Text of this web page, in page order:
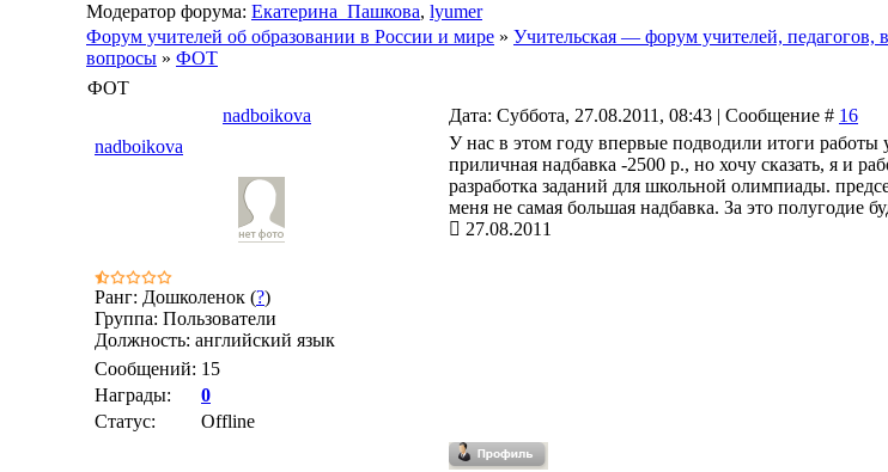
Модератор форума: Екатерина_Пашкова, lyumer
Форум учителей об образовании в России и мире » Учительская — форум учителей, педагогов,
вопросы » ФОТ
ФОТ
nadboikova
Дата: Суббота, 27.08.2011, 08:43 | Сообщение # 16
nadboikova
Ранг: Дошколенок (?)
Группа: Пользователи
Должность: английский язык
Сообщений: 15
Награды:
0
Статус:
Offline
У нас в этом году впервые подводили итоги
приличная надбавка -2500 р., но хочу сказать, я и
разработка заданий для школьной олимпиады.
меня не самая большая надбавка. За это полугодие
27.08.2011